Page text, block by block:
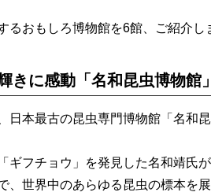
おもしろ博物館を6館、ご紹介し
きに感動「名和昆虫博物館
本最古の昆虫専門博物館「名和昆
フチョウ」を発見した名和靖氏
、世界中のあらゆる昆虫の標本を展